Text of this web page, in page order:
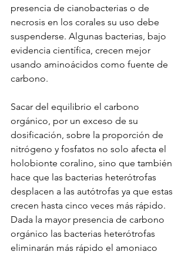
presencia de cianobacterias o de
necrosis en los corales su uso debe
suspenderse. Algunas bacterias, bajo
evidencia científica, crecen mejor
usando aminoácidos como fuente de
carbono.
Sacar del equilibrio el carbono
orgánico, por un exceso de su
dosificación, sobre la proporción de
nitrógeno y fosfatos no solo afecta el
holobionte coralino, sino que también
hace que las bacterias heterótrofas
desplacen a las autótrofas ya que estas
crecen hasta cinco veces más rápido.
Dada la mayor presencia de carbono
orgánico las bacterias heterótrofas
eliminarán más rápido el amoniaco